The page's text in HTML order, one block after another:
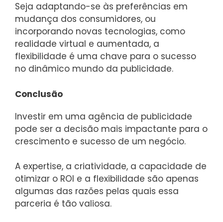
Seja adaptando-se às preferências em
mudança dos consumidores, ou
incorporando novas tecnologias, como
realidade virtual e aumentada, a
flexibilidade é uma chave para o sucesso
no dinâmico mundo da publicidade.
Conclusão
Investir em uma agência de publicidade
pode ser a decisão mais impactante para o
crescimento e sucesso de um negócio.
A expertise, a criatividade, a capacidade de
otimizar o ROI e a flexibilidade são apenas
algumas das razões pelas quais essa
parceria é tão valiosa.